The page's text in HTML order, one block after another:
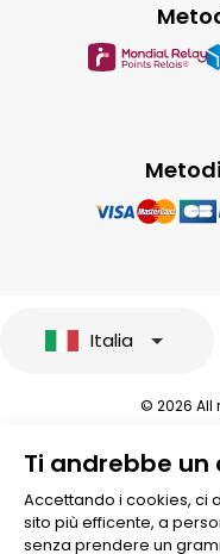
Ti andrebbe un
Accettando i cookies, ci
sito più efficente, a
senza prendere un
Italia
© 2026 All